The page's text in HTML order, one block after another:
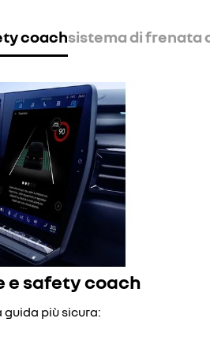
coachsistema di
e safety coach
guida più sicura: